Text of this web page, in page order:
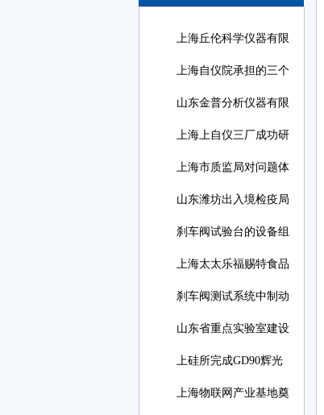
上海丘伦科学仪器有限
上海自仪院承担的三个
山东金普分析仪器有限
上海上自仪三厂成功研
上海市质监局对问题体
山东潍坊出入境检疫局
刹车阀试验台的设备组
上海太太乐福赐特食品
刹车阀测试系统中制动
山东省重点实验室建设
上硅所完成GD90辉光
上海物联网产业基地奠